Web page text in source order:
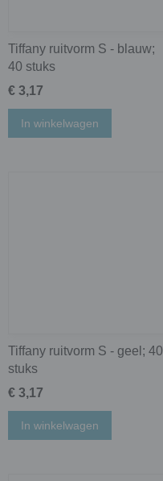
Tiffany ruitvorm S - blauw;
40 stuks
€ 3,17
In winkelwagen
Tiffany ruitvorm S - geel; 40
stuks
€ 3,17
In winkelwagen